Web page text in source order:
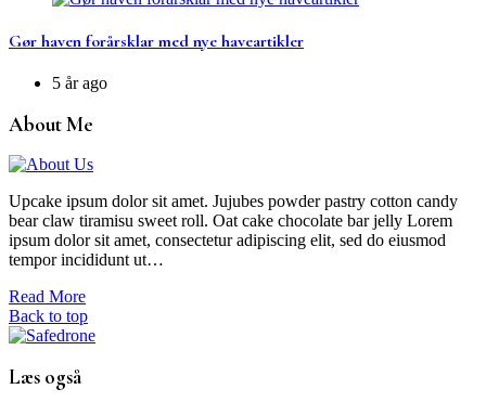
Gør haven forårsklar med nye haveartikler
5 år ago
About Me
Upcake ipsum dolor sit amet. Jujubes powder pastry cotton candy
bear claw tiramisu sweet roll. Oat cake chocolate bar jelly Lorem
ipsum dolor sit amet, consectetur adipiscing elit, sed do eiusmod
tempor incididunt ut…
Read More
Back to top
Læs også